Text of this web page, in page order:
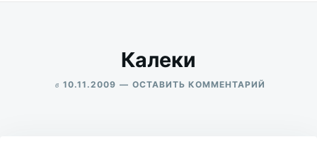
Калеки
в 10.11.2009 ОСТАВИТЬ КОММЕНТАРИЙ